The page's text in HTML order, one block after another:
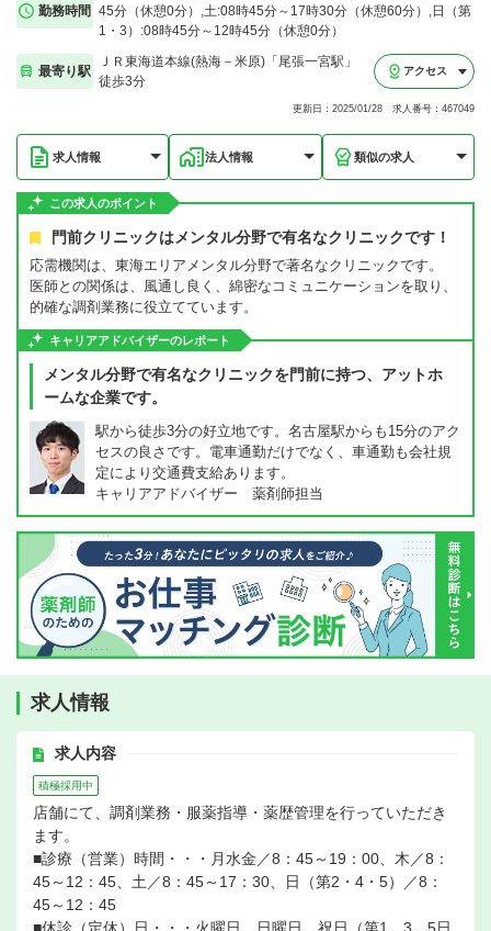
勤務時間 45分（休憩0分）,土:08時45分～17時30分（休憩60分）,日（第
1・3）:08時45分～12時45分（休憩0分）
最寄り駅
ＪＲ東海道本線(熱海－米原)「尾張一宮駅」
徒歩3分
アクセス
更新日：2025/01/28 求人番号：467049
求人情報 法人情報 類似の求人
この求人のポイント
門前クリニックはメンタル分野で有名なクリニックです！
応需機関は、東海エリアメンタル分野で著名なクリニックです。
医師との関係は、風通し良く、綿密なコミュニケーションを取り、
的確な調剤業務に役立てています。
キャリアアドバイザーのレポート
メンタル分野で有名なクリニックを門前に持つ、アットホ
ームな企業です。
駅から徒歩3分の好立地です。名古屋駅からも15分のアク
セスの良さです。電車通勤だけでなく、車通勤も会社規
定により交通費支給あります。
キャリアアドバイザー 薬剤師担当
求人情報
求人内容
積極採用中
店舗にて、調剤業務・服薬指導・薬歴管理を行っていただき
ます。
■診療（営業）時間・・・月水金／8：45～19：00、木／8：
45～12：45、土／8：45～17：30、日（第2・4・5）／8：
45～12：45